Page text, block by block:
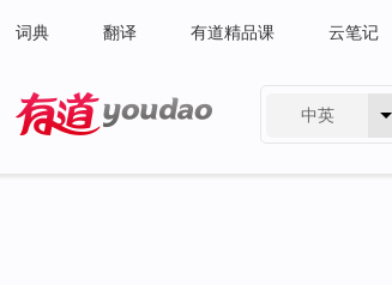
词典 翻译 有道精品课 云笔记
中英